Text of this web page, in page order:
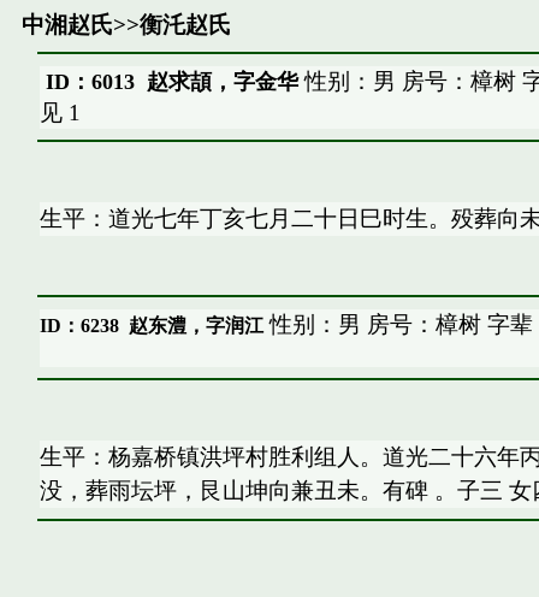
中湘赵氏>>衡汑赵氏
ID：6013 赵求頡，字金华性别：男 房号：樟树
见 1
生平：道光七年丁亥七月二十日巳时生。殁葬向
ID：6238 赵东澧，字润江性别：男 房号：樟树 字辈
生平：杨嘉桥镇洪坪村胜利组人。道光二十六年
没，葬雨坛坪，艮山坤向兼丑未。有碑 。子三 女